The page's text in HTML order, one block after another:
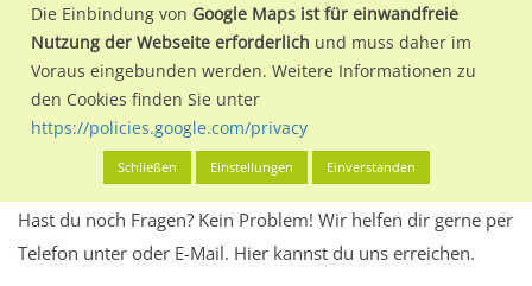
kannst du dich schon vor der Buchung im Detail über den
Standort, seine Reichweite und Werbewirkung sowie
eventuelle Beschränkungen in den zugelassenen
Werbeinhalten informieren.
Alles klar? Dann findest du direkt im unteren Teil dieser Seite
Buchungdes Standorts.
Hast du noch Fragen? Kein Problem! Wir helfen dir gerne per
Telefon unter oder E-Mail. Hier kannst du uns erreichen.
Die Einbindung von Google Maps ist für einwandfreie
Nutzung der Webseite erforderlich und muss daher im
Voraus eingebunden werden. Weitere Informationen zu
den Cookies finden Sie unter
https://policies.google.com/privacy
Schließen Einstellungen Einverstanden